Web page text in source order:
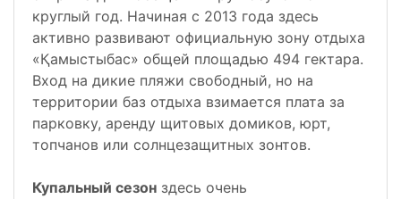
круглый год. Начиная с 2013 года здесь
активно развивают официальную зону отдыха
«Қамыстыбас» общей площадью 494 гектара.
Вход на дикие пляжи свободный, но на
территории баз отдыха взимается плата за
парковку, аренду щитовых домиков, юрт,
топчанов или солнцезащитных зонтов.
Купальный сезон здесь очень